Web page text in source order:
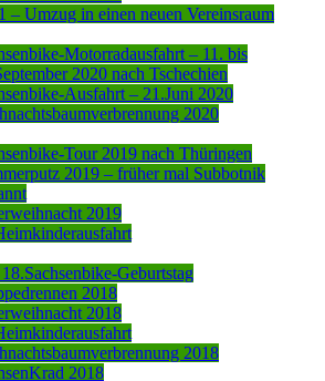
– Umzug in einen neuen Vereinsraum
Motorradausfahrt – 11. bis
2020 nach Tschechien
Ausfahrt – 21.Juni 2020
2020
Tour 2019 nach Thüringen
2019 – früher mal Subbotnik
2019
Geburtstag
2018
2018
2018
2018